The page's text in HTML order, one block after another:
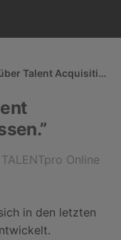
“Alles, was Sie über Talent Acquisition wissen müssen.”
Online
in den letzten